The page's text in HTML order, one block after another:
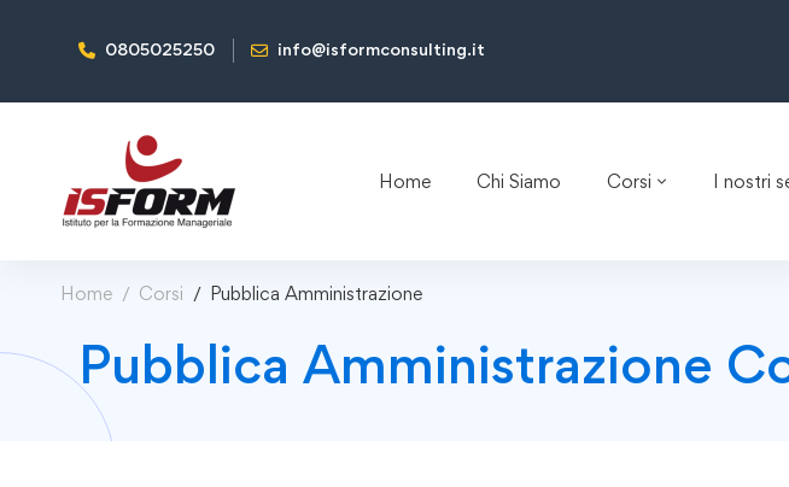
0805025250 info@isformconsulting.it
Home Chi Siamo Corsi I nostri
Home Corsi Pubblica Amministrazione
Pubblica Amministrazione